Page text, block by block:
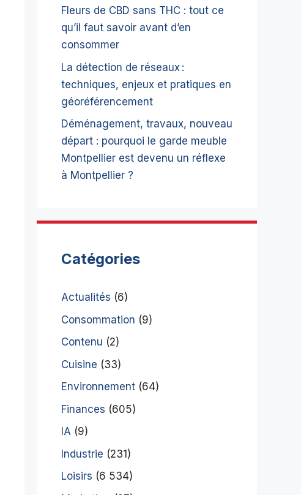
Fleurs de CBD sans THC : tout ce
qu’il faut savoir avant d’en
consommer
La détection de réseaux :
techniques, enjeux et pratiques en
géoréférencement
Déménagement, travaux, nouveau
départ : pourquoi le garde meuble
Montpellier est devenu un réflexe
à Montpellier ?
Catégories
Actualités (6)
Consommation (9)
Contenu (2)
Cuisine (33)
Environnement (64)
Finances (605)
IA (9)
Industrie (231)
Loisirs (6 534)